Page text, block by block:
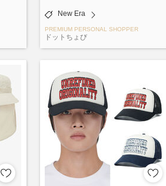
New Era
PREMIUM PERSONAL SHOPPER
ドットちょび